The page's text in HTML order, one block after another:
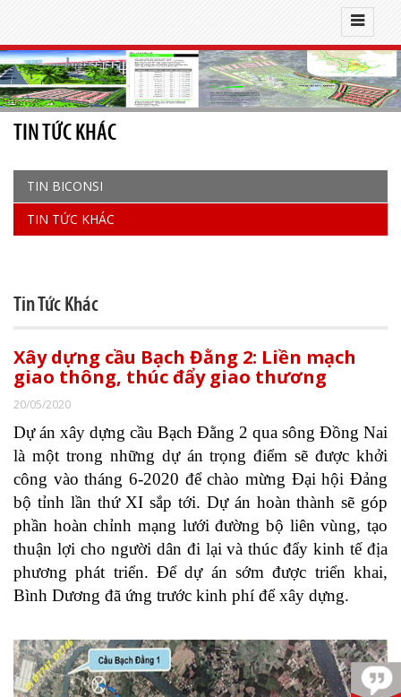
TIN TỨC KHÁC
TIN BICONSI
TIN TỨC KHÁC
Tin Tức Khác
Xây dựng cầu Bạch Đằng 2: Liền mạch
giao thông, thúc đẩy giao thương
20/05/2020
Dự án xây dựng cầu Bạch Đằng 2 qua sông Đồng Nai
là một trong những dự án trọng điểm sẽ được khởi
công vào tháng 6-2020 để chào mừng Đại hội Đảng
bộ tỉnh lần thứ XI sắp tới. Dự án hoàn thành sẽ góp
phần hoàn chỉnh mạng lưới đường bộ liên vùng, tạo
thuận lợi cho người dân đi lại và thúc đẩy kinh tế địa
phương phát triển. Để dự án sớm được triển khai,
Bình Dương đã ứng trước kinh phí để xây dựng.